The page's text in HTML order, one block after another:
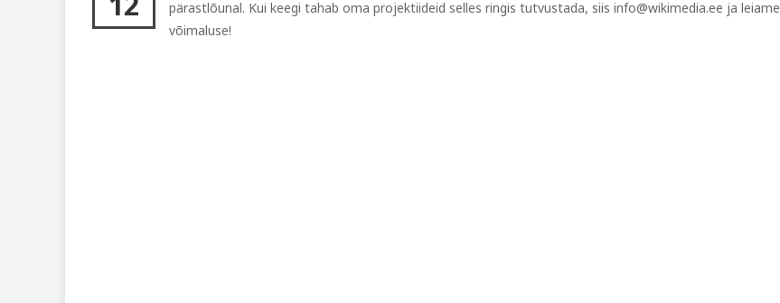
pärastlõunal. Kui keegi tahab oma projektiideid selles ringis tutvustada, siis info@wikimedia.ee ja leiame
võimaluse!